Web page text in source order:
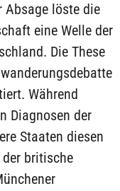
Absage löste die
eine Welle der
Die These
Während
Diagnosen der
Staaten diesen
britische